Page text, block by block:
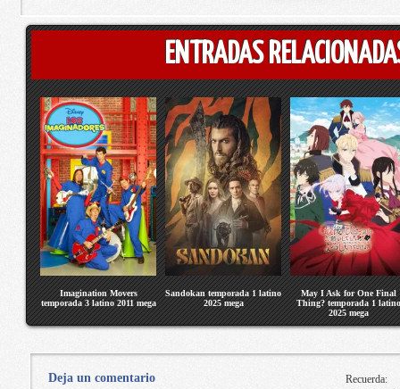
ENTRADAS
Imagination Movers
temporada 3 latino 2011 mega
Sandokan temporada 1 latino
2025 mega
May I Ask for One Final
Thing? temporada 1 latino
2025 mega
Deja un comentario
Recuerda: